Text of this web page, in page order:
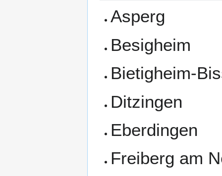
Asperg
Besigheim
Bietigheim-
Ditzingen
Eberdingen
Freiberg am